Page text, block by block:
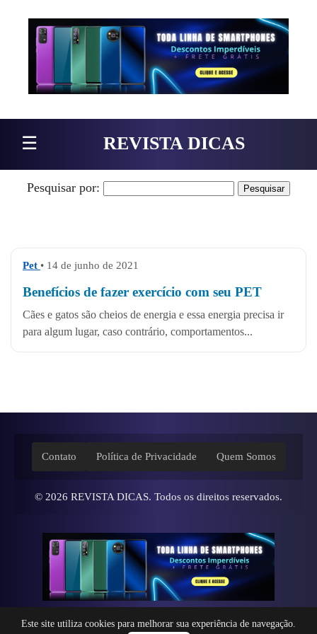
Pular para o conteúdo
☰ REVISTA DICAS
Pesquisar por:
Pet • 14 de junho de 2021
Benefícios de fazer exercício com seu PET
Cães e gatos são cheios de energia e essa energia precisa ir
para algum lugar, caso contrário, comportamentos...
Contato Política de Privacidade Quem Somos
© 2026 REVISTA DICAS. Todos os direitos reservados.
Este site utiliza cookies para melhorar sua experiência de navegação.